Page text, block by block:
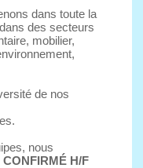
dans toute la
des secteurs
mobilier,
de nos
nous
H/F